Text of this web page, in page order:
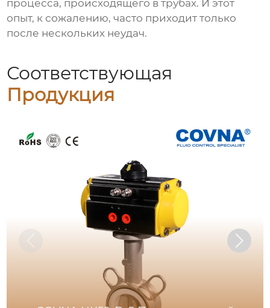
процесса, происходящего в трубах. И этот
опыт, к сожалению, часто приходит только
после нескольких неудач.
Соответствующая
Продукция